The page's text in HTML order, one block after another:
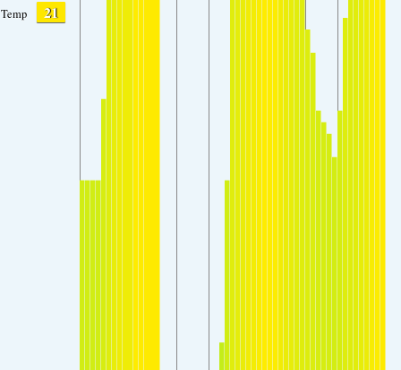
Temp 21